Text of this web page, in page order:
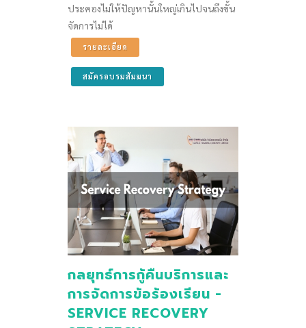
ประคองไม่ให้ปัญหานั้นใหญ่เกินไปจนถึงขั้น
จัดการไม่ได้
รายละเอียด
สมัครอบรมสัมมนา
กลยุทธ์การกู้คืนบริการและ
การจัดการข้อร้องเรียน -
SERVICE RECOVERY